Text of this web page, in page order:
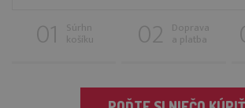
Súrhn
košíku
Doprava
a platba